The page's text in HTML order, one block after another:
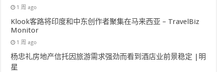
1 周 ago
Klook客路将印度和中东创作者聚集在马来西亚 – TravelBiz
Monitor
1 周 ago
杨忠礼房地产信托因旅游需求强劲而看到酒店业前景稳定 |明
星